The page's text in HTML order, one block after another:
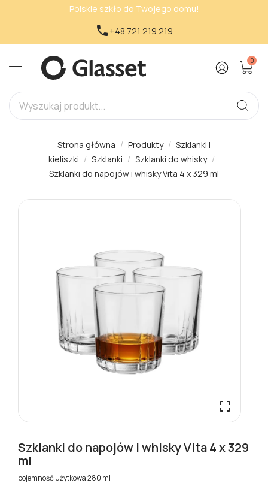
Polskie szkło do Twojego domu!
 +48 721 219 219
0
Strona główna Produkty
Szklanki i
kieliszki
Szklanki
Szklanki do whisky
Szklanki do napojów i whisky Vita 4 x 329 ml

Szklanki do napojów i whisky Vita 4 x 329
ml
pojemność użytkowa 280 ml